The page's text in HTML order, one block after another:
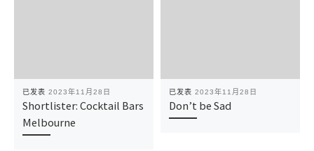
已发表 2023年11月28日
Shortlister: Cocktail Bars
Melbourne
已发表 2023年11月28日
Don’t be Sad